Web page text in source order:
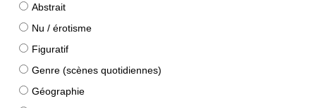
Abstrait
Nu / érotisme
Figuratif
Genre (scènes quotidiennes)
Géographie